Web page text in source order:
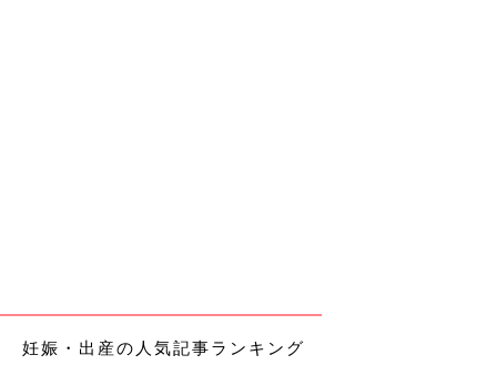
【子】を使ったみんなの名づけ体験談
妊娠・出産の人気記事ランキング